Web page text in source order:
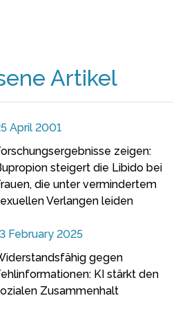
Artikel
April 2001
zeigen:
steigert die Libido bei
die unter vermindertem
Verlangen leiden
February 2025
gegen
KI stärkt den
Zusammenhalt